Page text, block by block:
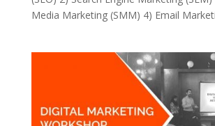
Media Marketing (SMM) 4) Email